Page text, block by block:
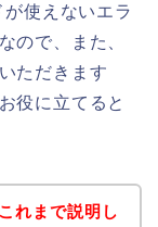
使えないエラ
ので、また、
ただきます
役に立てると
れまで説明し